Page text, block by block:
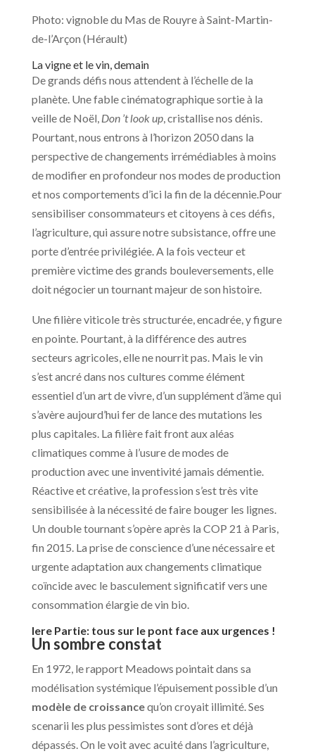
Photo: vignoble du Mas de Rouyre à Saint-Martin-
de-l’Arçon (Hérault)
La vigne et le vin, demain
De grands défis nous attendent à l’échelle de la
planète. Une fable cinématographique sortie à la
veille de Noël, Don ’t look up, cristallise nos dénis.
Pourtant, nous entrons à l’horizon 2050 dans la
perspective de changements irrémédiables à moins
de modifier en profondeur nos modes de production
et nos comportements d’ici la fin de la décennie.Pour
sensibiliser consommateurs et citoyens à ces défis,
l’agriculture, qui assure notre subsistance, offre une
porte d’entrée privilégiée. A la fois vecteur et
première victime des grands bouleversements, elle
doit négocier un tournant majeur de son histoire.
Une filière viticole très structurée, encadrée, y figure
en pointe. Pourtant, à la différence des autres
secteurs agricoles, elle ne nourrit pas. Mais le vin
s’est ancré dans nos cultures comme élément
essentiel d’un art de vivre, d’un supplément d’âme qui
s’avère aujourd’hui fer de lance des mutations les
plus capitales. La filière fait front aux aléas
climatiques comme à l’usure de modes de
production avec une inventivité jamais démentie.
Réactive et créative, la profession s’est très vite
sensibilisée à la nécessité de faire bouger les lignes.
Un double tournant s’opère après la COP 21 à Paris,
fin 2015. La prise de conscience d’une nécessaire et
urgente adaptation aux changements climatique
coïncide avec le basculement significatif vers une
consommation élargie de vin bio.
Iere Partie: tous sur le pont face aux urgences !
Un sombre constat
En 1972, le rapport Meadows pointait dans sa
modélisation systémique l’épuisement possible d’un
modèle de croissancequ’on croyait illimité. Ses
scenarii les plus pessimistes sont d’ores et déjà
dépassés. On le voit avec acuité dans l’agriculture,